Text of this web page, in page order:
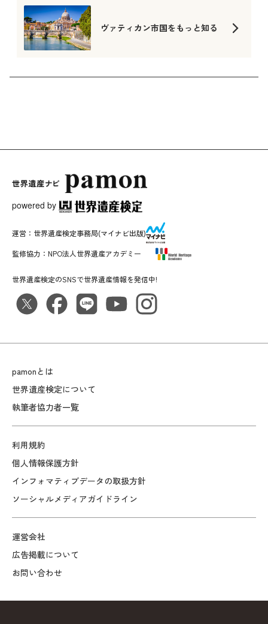
ヴァティカン市国をもっと知る
powered by
pamonとは
世界遺産検定について
執筆者協力者一覧
利用規約
個人情報保護方針
インフォマティブデータの取扱方針
ソーシャルメディアガイドライン
運営会社
広告掲載について
お問い合わせ
世界遺産検定のSNSで世界遺産情報を発信中!
運営： 世界遺産検定事務局(マイナビ出版)
監修協力： NPO法人世界遺産アカデミー